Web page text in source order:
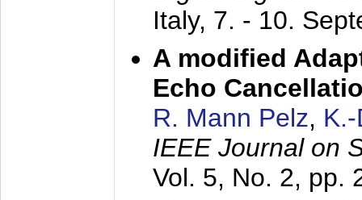
Italy, 7. - 10.
A modified
Echo
R. Mann Pelz,
IEEE Journal on
Vol. 5, No. 2, pp.